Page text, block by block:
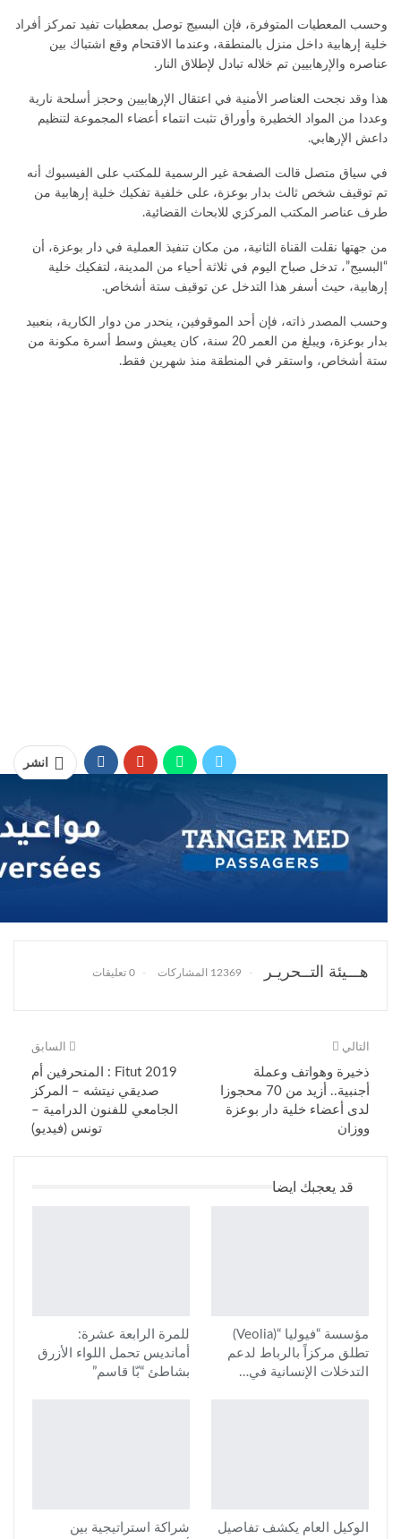
وحسب المعطيات المتوفرة، فإن البسيج توصل بمعطيات تفيد تمركز أفراد
خلية إرهابية داخل منزل بالمنطقة، وعندما الاقتحام وقع اشتباك بين
عناصره والإرهابيين تم خلاله تبادل لإطلاق النار.
هذا وقد نجحت العناصر الأمنية في اعتقال الإرهابيين وحجز أسلحة نارية
وعددا من المواد الخطيرة وأوراق تثبت انتماء أعضاء المجموعة لتنظيم
داعش الإرهابي.
في سياق متصل قالت الصفحة غير الرسمية للمكتب على الفيسبوك أنه
تم توقيف شخص ثالث بدار بوعزة، على خلفية تفكيك خلية إرهابية من
طرف عناصر ‎المكتب المركزي للابحاث القضائية.
من جهتها نقلت القناة الثانية، من مكان تنفيذ العملية في دار بوعزة، أن
“البسيج”، تدخل صباح اليوم في ثلاثة أحياء من المدينة، لتفكيك خلية
إرهابية، حيث أسفر هذا التدخل عن توقيف ستة أشخاص.
وحسب المصدر ذاته، فإن أحد الموقوفين، ينحدر من دوار الكارية، بنعبيد
بدار بوعزة، ويبلغ من العمر 20 سنة، كان يعيش وسط أسرة مكونة من
ستة أشخاص، واستقر في المنطقة منذ شهرين فقط.
انشر
هـــيئة التــحريـر 12369 المشاركات 0 تعليقات
السابق
Fitut 2019 : المنحرفين أم
صديقي نيتشه – المركز
الجامعي للفنون الدرامية –
تونس (فيديو)
التالي
ذخيرة وهواتف وعملة
أجنبية.. أزيد من 70 محجوزا
لدى أعضاء خلية دار بوعزة
ووزان
قد يعجبك ايضا
للمرة الرابعة عشرة:
أمانديس تحمل اللواء الأزرق
بشاطئ “بّا قاسم”
مؤسسة “فيوليا “(Veolia)
تطلق مركزاً بالرباط لدعم
التدخلات الإنسانية في…
شراكة استراتيجية بين الوكيل العام يكشف تفاصيل